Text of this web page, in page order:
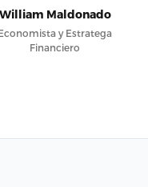
William Maldonado
y Estratega
Financiero